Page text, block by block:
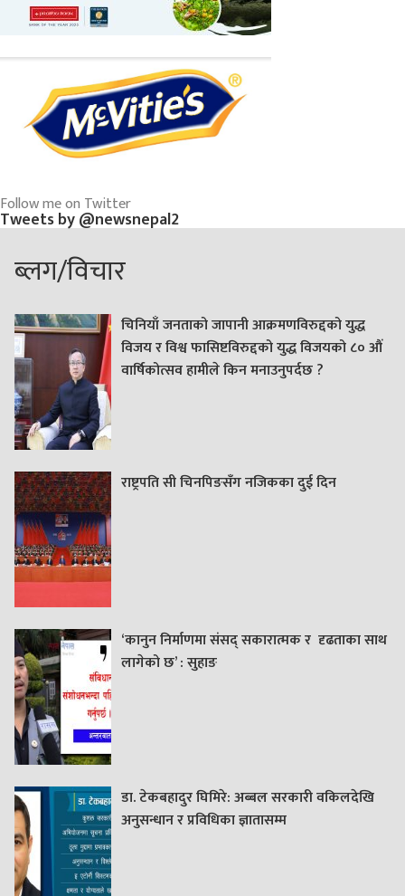
Follow me on Twitter
Tweets by @newsnepal2
ब्लग/विचार
चिनियाँ जनताको जापानी आक्रमणविरुद्दको युद्ध
विजय र विश्व फासिष्टविरुद्दको युद्ध विजयको ८० औं
वार्षिकोत्सव हामीले किन मनाउनुपर्दछ ?
राष्ट्रपति सी चिनपिङसँग नजिकका दुई दिन
‘कानुन निर्माणमा संसद् सकारात्मक र दृढताका साथ
लागेको छ’ : सुहाङ
डा. टेकबहादुर घिमिरे: अब्बल सरकारी वकिलदेखि
अनुसन्धान र प्रविधिका ज्ञातासम्म